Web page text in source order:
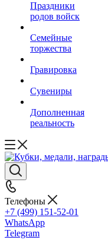
Праздники
родов войск
Семейные
торжества
Гравировка
Сувениры
Дополненная
реальность
Телефоны
+7 (499) 151-52-01
WhatsApp
Telegram